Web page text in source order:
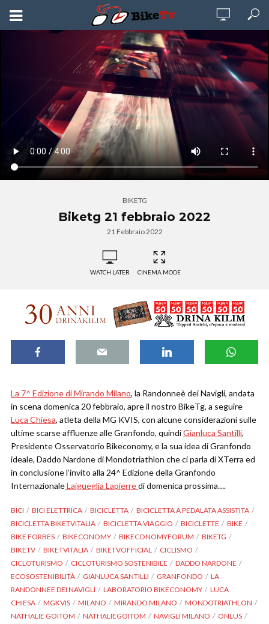
BIKETG
Biketg 21 febbraio 2022
21 Febbraio 2022
WATCH LATER CINEMA MODE
La 7^ Edizione di Mirando Milano, la Randonneè dei Navigli, andata
in scena domenica 20 febbraio, apre il nostro BikeTg, a seguire
Luca Chiesa, atleta della MG KVIS, con alcune considerazioni sulle
ultime scarse affluenze alle Granfondo, quindiGianluca Santilli,
Presidente Osservatorio Bikeconomy, e la sua idea di Granfondo
ideale, Daddo Nardone di Mondotriathlon che ci parla di XTerra ed
in conclusione l’invito alla 24^ Edizione della Granfondo
InternazionaleLaigueglia Lapierredi domenica prossima….
BICI BICI ELETTRICA BICICLETTA
BICICLETTA A PEDALATA ASSISTITA
BICICLETTA BIKETVITALIA
BICICLETTA VIAGGIO BICICLETTE
BIKE
BIKE FORBES
BIKECONOMY BIKECONOMYFORUM
BIKETG
BIKETV
BIKETVITALIA BIKETVOFFICIAL
CICLISMO
CICLOTURISMO
CICLOTURISMO SOSTENIBILE
DADDO NARDONE
ECOSOSTENIBILITÀ
GIANLUCA SANTILLI GRANFONDO
LA
RANDONNEE DEI NAVIGLI
LABORATORIO BIKECONOMY
LUCA
CHIESA
MGKVIS MILANO MIRANDO MILANO
MONDOTRIATHLON
NATHALIE GOITOM
NATHALIEGOITOM NAVIGLI MILANO
ONLUS